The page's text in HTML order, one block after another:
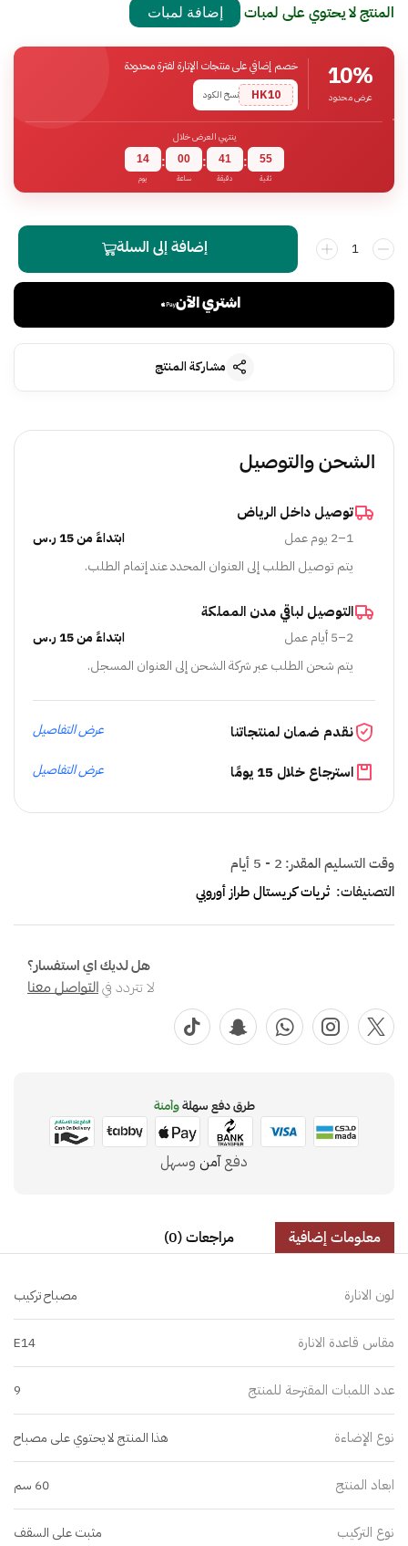
المنتج لا يحتوي على لمبات إضافة لمبات
10%
عرض محدود
خصم إضافي على منتجات الإنارة لفترة محدودة
HK10
نسخ الكود
ينتهي العرض خلال
14
يوم
: 00
ساعة
: 41
دقيقة
: 55
ثانية
إضافة إلى السلة
اشتري الآن
مشاركة المنتج
الشحن والتوصيل
توصيل داخل الرياض
1–2 يوم عمل
ابتداءً من 15 ر.س
يتم توصيل الطلب إلى العنوان المحدد عند إتمام الطلب.
التوصيل لباقي مدن المملكة
2–5 أيام عمل
ابتداءً من 15 ر.س
يتم شحن الطلب عبر شركة الشحن إلى العنوان المسجل.
نقدم ضمان لمنتجاتنا عرض التفاصيل
استرجاع خلال 15 يومًا عرض التفاصيل
وقت التسليم المقدر: 2 - 5 أيام
التصنيفات: ثريات كريستال طراز أوروبي
هل لديك اي استفسار؟
لا تتردد فيالتواصل معنا
طرق دفع سهلةوآمنة
دفعآمن وسهل
معلومات إضافية مراجعات (0)
لون الانارة مصباح تركيب
مقاس قاعدة الانارة E14
عدد اللمبات المقترحة للمنتج 9
نوع الإضاءة هذا المنتج لا يحتوي على مصباح
ابعاد المنتج 60 سم
نوع التركيب مثبت على السقف